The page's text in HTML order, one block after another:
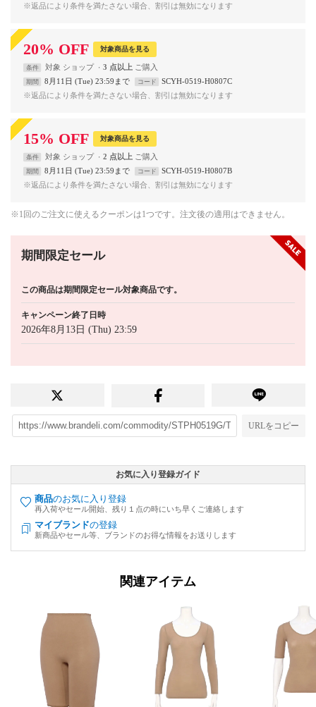
※返品により条件を満たさない場合、割引は無効になります
20% OFF 対象商品を見る
条件 対象 ショップ 3 点以上
期間 8月11日 (Tue) 23:59まで コード
SCYH-0519-H0807C
※返品により条件を満たさない場合、割引は無効になります
15% OFF 対象商品を見る
条件 対象 ショップ 2 点以上
期間 8月11日 (Tue) 23:59まで コード
SCYH-0519-H0807B
※返品により条件を満たさない場合、割引は無効になります
※1回のご注文に使えるクーポンは1つです。注文後の適用はできません。
期間限定セール
この商品は期間限定セール対象商品です。
キャンペーン終了日時
2026年8月13日 (Thu) 23:59
URLをコピー
お気に入り登録ガイド
商品のお気に入り登録
再入荷やセール開始、残り１点の時にいち早くご連絡します
マイブランドの登録
新商品やセール等、ブランドのお得な情報をお送りします
関連アイテム